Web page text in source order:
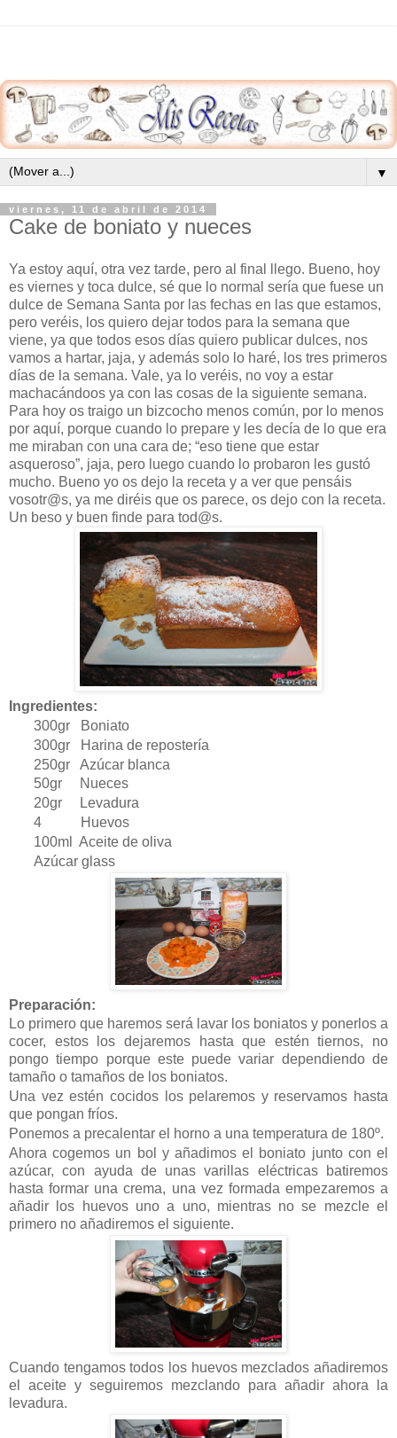
▼
viernes, 11 de abril de 2014
Cake de boniato y nueces
Ya estoy aquí, otra vez tarde, pero al final llego. Bueno, hoy
es viernes y toca dulce, sé que lo normal sería que fuese un
dulce de Semana Santa por las fechas en las que estamos,
pero veréis, los quiero dejar todos para la semana que
viene, ya que todos esos días quiero publicar dulces, nos
vamos a hartar, jaja, y además solo lo haré, los tres primeros
días de la semana. Vale, ya lo veréis, no voy a estar
machacándoos ya con las cosas de la siguiente semana.
Para hoy os traigo un bizcocho menos común, por lo menos
por aquí, porque cuando lo prepare y les decía de lo que era
me miraban con una cara de; “eso tiene que estar
asqueroso”, jaja, pero luego cuando lo probaron les gustó
mucho. Bueno yo os dejo la receta y a ver que pensáis
vosotr@s, ya me diréis que os parece, os dejo con la receta.
Un beso y buen finde para tod@s.
Ingredientes:
300gr Boniato
300gr Harina de repostería
250gr Azúcar blanca
50gr Nueces
20gr Levadura
4 Huevos
100ml Aceite de oliva
Azúcar glass
Preparación:
Lo primero que haremos será lavar los boniatos y ponerlos a
cocer, estos los dejaremos hasta que estén tiernos, no
pongo tiempo porque este puede variar dependiendo de
tamaño o tamaños de los boniatos.
Una vez estén cocidos los pelaremos y reservamos hasta
que pongan fríos.
Ponemos a precalentar el horno a una temperatura de 180º.
Ahora cogemos un bol y añadimos el boniato junto con el
azúcar, con ayuda de unas varillas eléctricas batiremos
hasta formar una crema, una vez formada empezaremos a
añadir los huevos uno a uno, mientras no se mezcle el
primero no añadiremos el siguiente.
Cuando tengamos todos los huevos mezclados añadiremos
el aceite y seguiremos mezclando para añadir ahora la
levadura.